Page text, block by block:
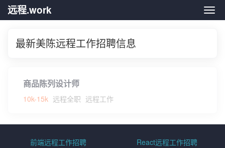
远
远程.work
最新美陈远程工作招聘信息
商品陈列设计师
10k-15k 远程全职 远程工作
前端远程工作招聘 React远程工作招聘